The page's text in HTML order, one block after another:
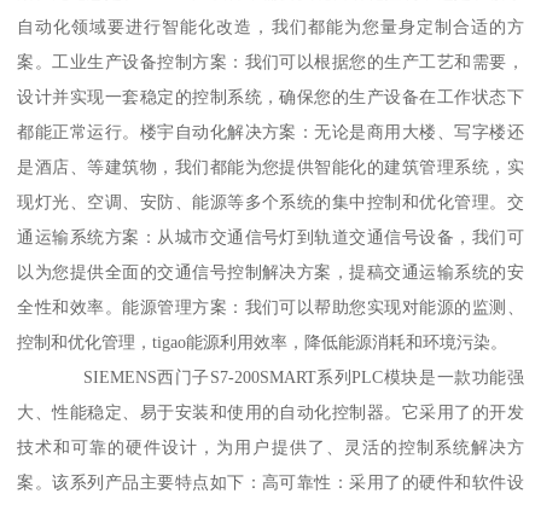
自动化领域要进行智能化改造，我们都能为您量身定制合适的方
案。工业生产设备控制方案：我们可以根据您的生产工艺和需要，
设计并实现一套稳定的控制系统，确保您的生产设备在工作状态下
都能正常运行。楼宇自动化解决方案：无论是商用大楼、写字楼还
是酒店、等建筑物，我们都能为您提供智能化的建筑管理系统，实
现灯光、空调、安防、能源等多个系统的集中控制和优化管理。交
通运输系统方案：从城市交通信号灯到轨道交通信号设备，我们可
以为您提供全面的交通信号控制解决方案，提稿交通运输系统的安
全性和效率。能源管理方案：我们可以帮助您实现对能源的监测、
控制和优化管理，tigao能源利用效率，降低能源消耗和环境污染。
SIEMENS西门子S7-200SMART系列PLC模块是一款功能强
大、性能稳定、易于安装和使用的自动化控制器。它采用了的开发
技术和可靠的硬件设计，为用户提供了、灵活的控制系统解决方
案。该系列产品主要特点如下：高可靠性：采用了的硬件和软件设